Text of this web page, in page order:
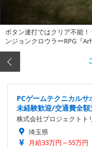
ボタン連打ではクリア不能
ンジョンクロウラーRPG『
PCゲームテクニカル
未経験歓迎/交通費全
株式会社プロジェクトト
埼玉県
月給33万円～55万円